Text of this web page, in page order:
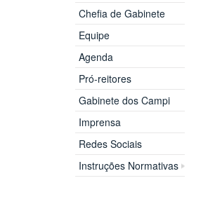
Chefia de Gabinete
Equipe
Agenda
Pró-reitores
Gabinete dos Campi
Imprensa
Redes Sociais
Instruções Normativas